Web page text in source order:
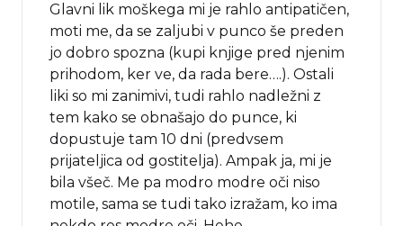
Glavni lik moškega mi je rahlo antipatičen,
moti me, da se zaljubi v punco še preden
jo dobro spozna (kupi knjige pred njenim
prihodom, ker ve, da rada bere….). Ostali
liki so mi zanimivi, tudi rahlo nadležni z
tem kako se obnašajo do punce, ki
dopustuje tam 10 dni (predvsem
prijateljica od gostitelja). Ampak ja, mi je
bila všeč. Me pa modro modre oči niso
motile, sama se tudi tako izražam, ko ima